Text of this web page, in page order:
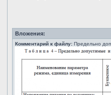
Вложения:
Комментарий к файлу: Предельно